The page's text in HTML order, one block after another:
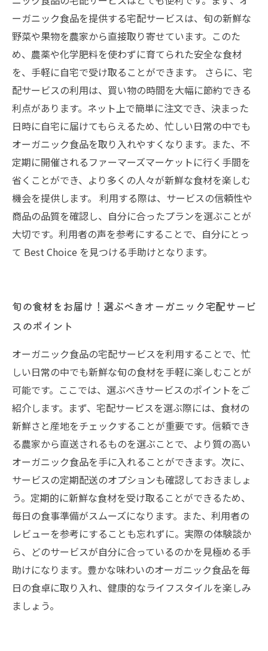
ーガニック食品を提供する宅配サービスは、旬の新鮮な
野菜や果物を農家から直接取り寄せています。このた
め、農薬や化学肥料を使わずに育てられた安全な食材
を、手軽に自宅で受け取ることができます。 さらに、宅
配サービスの利用は、買い物の時間を大幅に節約できる
利点があります。ネット上で簡単に注文でき、決まった
日時に自宅に届けてもらえるため、忙しい日常の中でも
オーガニック食品を取り入れやすくなります。また、不
定期に開催されるファーマーズマーケットに行く手間を
省くことができ、より多くの人々が新鮮な食材を楽しむ
機会を提供します。 利用する際は、サービスの信頼性や
商品の品質を確認し、自分に合ったプランを選ぶことが
大切です。利用者の声を参考にすることで、自分にとっ
て Best Choice を見つける手助けとなります。
旬の食材をお届け！選ぶべきオーガニック宅配サービ
スのポイント
オーガニック食品の宅配サービスを利用することで、忙
しい日常の中でも新鮮な旬の食材を手軽に楽しむことが
可能です。ここでは、選ぶべきサービスのポイントをご
紹介します。まず、宅配サービスを選ぶ際には、食材の
新鮮さと産地をチェックすることが重要です。信頼でき
る農家から直送されるものを選ぶことで、より質の高い
オーガニック食品を手に入れることができます。次に、
サービスの定期配送のオプションも確認しておきましょ
う。定期的に新鮮な食材を受け取ることができるため、
毎日の食事準備がスムーズになります。また、利用者の
レビューを参考にすることも忘れずに。実際の体験談か
ら、どのサービスが自分に合っているのかを見極める手
助けになります。豊かな味わいのオーガニック食品を毎
日の食卓に取り入れ、健康的なライフスタイルを楽しみ
ましょう。